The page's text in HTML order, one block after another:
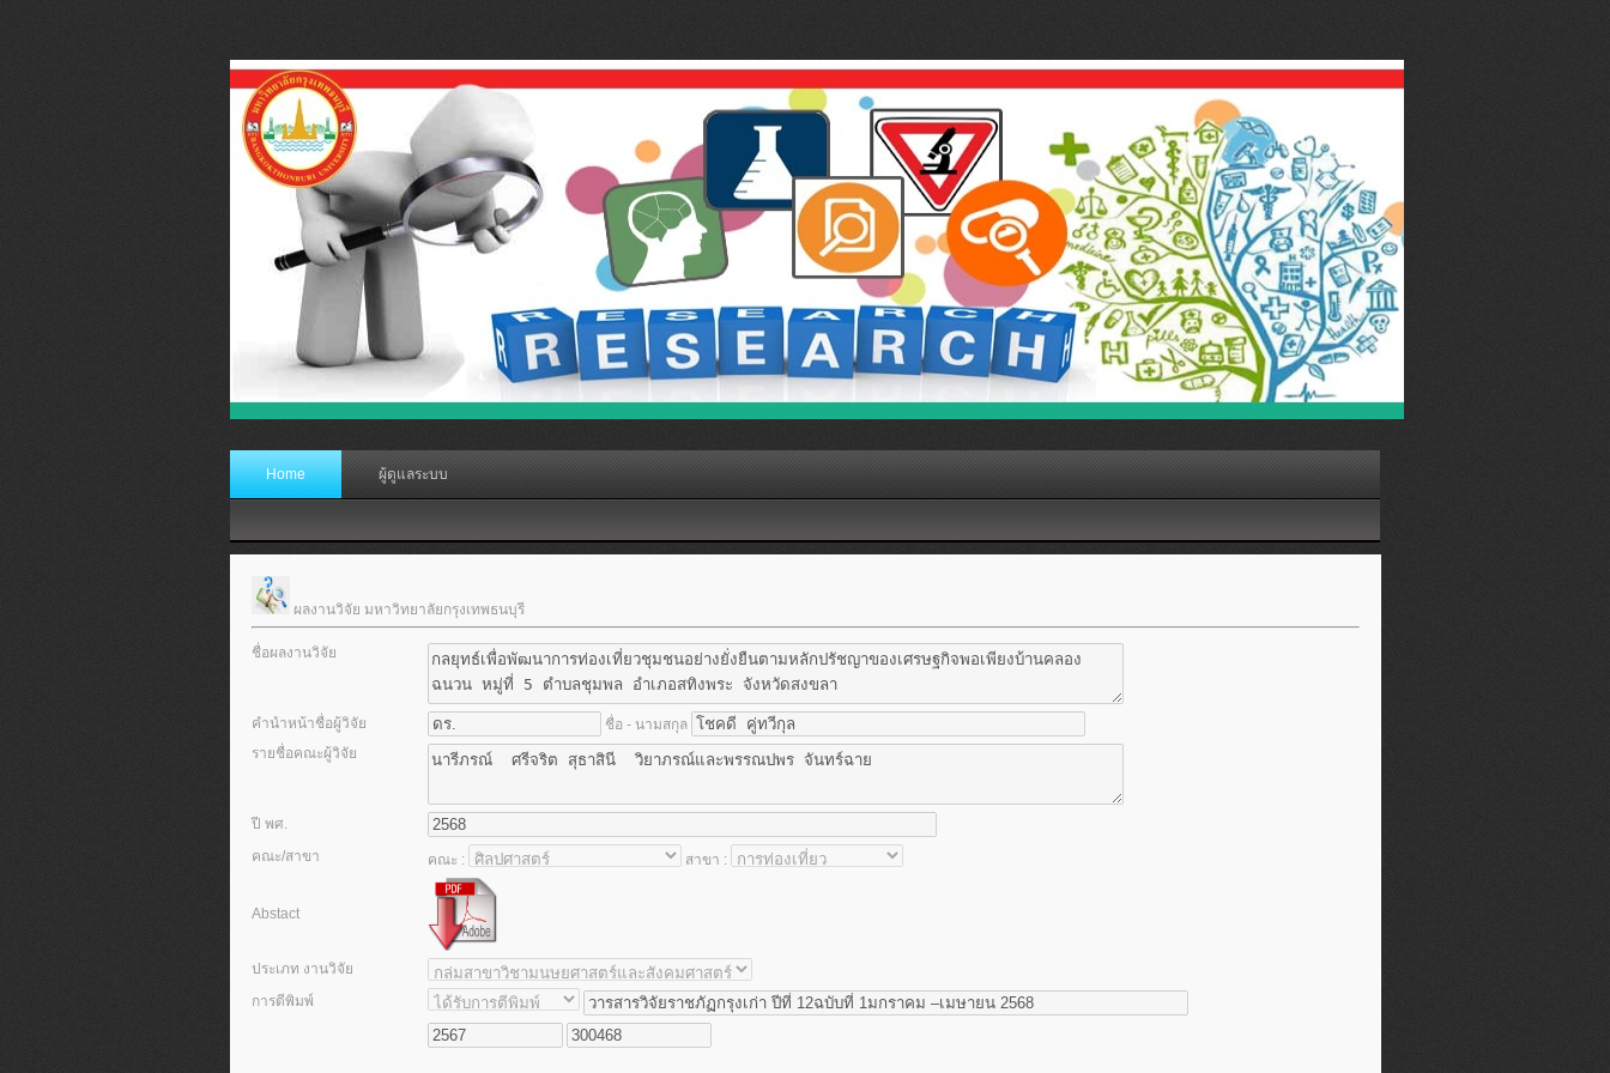
Home ผู้ดูแลระบบ
ผลงานวิจัย มหาวิทยาลัยกรุงเทพธนบุรี
ชื่อผลงานวิจัย
คำนำหน้าชื่อผู้วิจัย
ชื่อ - นามสกุล
รายชื่อคณะผู้วิจัย
ปี พศ.
คณะ/สาขา
คณะ : สาขา :
Abstact
ประเภท งานวิจัย
การตีพิมพ์